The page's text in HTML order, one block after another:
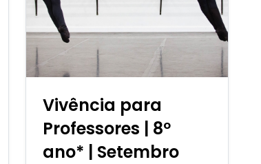
Vivência para
Professores | 8º
ano* | Setembro